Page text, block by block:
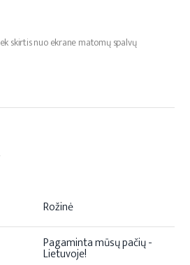
skirtis nuo ekrane matomų spalvų
Rožinė
Pagaminta mūsų pačių -
Lietuvoje!